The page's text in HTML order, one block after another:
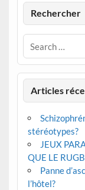
Rechercher
Articles
stéréotypes?
JEUX
QUE LE
Panne
l’hôtel?